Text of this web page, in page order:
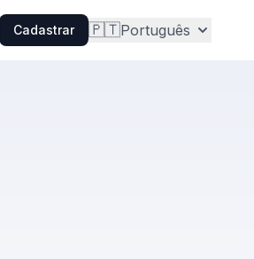
Cadastrar 🇵🇹Português